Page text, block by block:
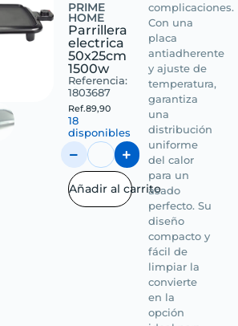
PRIME
HOME
Parrillera
electrica
50x25cm
1500w
Referencia:
1803687
Ref.89,90
18
disponibles
Añadir al carrito
complicaciones.
Con una
placa
antiadherente
y ajuste de
temperatura,
garantiza
una
distribución
uniforme
del calor
para un
asado
perfecto. Su
diseño
compacto y
fácil de
limpiar la
convierte
en la
opción